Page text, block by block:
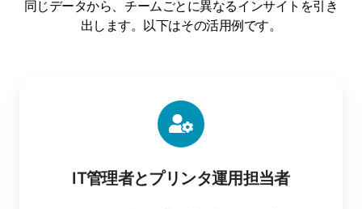
同じデータから、チームごとに異なるインサイトを引き
出します。以下はその活用例です。
IT管理者とプリンタ運用担当者